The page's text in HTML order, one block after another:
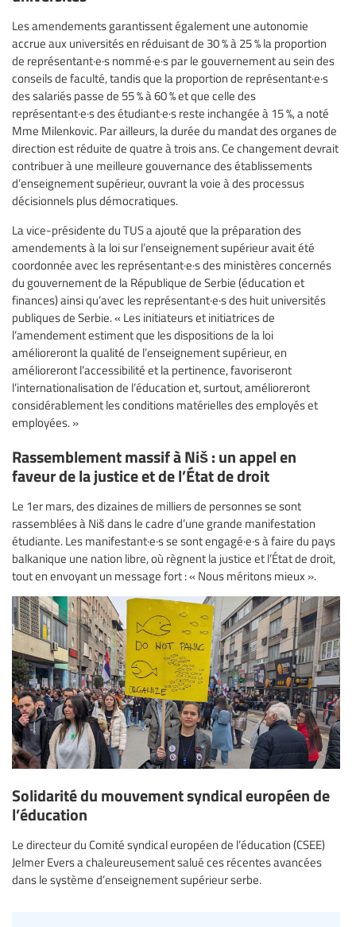
Les amendements garantissent également une autonomie
accrue aux universités en réduisant de 30 % à 25 % la proportion
de représentant·e·s nommé·e·s par le gouvernement au sein des
conseils de faculté, tandis que la proportion de représentant·e·s
des salariés passe de 55 % à 60 % et que celle des
représentant·e·s des étudiant·e·s reste inchangée à 15 %, a noté
Mme Milenkovic. Par ailleurs, la durée du mandat des organes de
direction est réduite de quatre à trois ans. Ce changement devrait
contribuer à une meilleure gouvernance des établissements
d’enseignement supérieur, ouvrant la voie à des processus
décisionnels plus démocratiques.
La vice-présidente du TUS a ajouté que la préparation des
amendements à la loi sur l’enseignement supérieur avait été
coordonnée avec les représentant·e·s des ministères concernés
du gouvernement de la République de Serbie (éducation et
finances) ainsi qu’avec les représentant·e·s des huit universités
publiques de Serbie. « Les initiateurs et initiatrices de
l’amendement estiment que les dispositions de la loi
amélioreront la qualité de l’enseignement supérieur, en
amélioreront l’accessibilité et la pertinence, favoriseront
l’internationalisation de l’éducation et, surtout, amélioreront
considérablement les conditions matérielles des employés et
employées. »
Rassemblement massif à Niš : un appel en
faveur de la justice et de l’État de droit
Le 1er mars, des dizaines de milliers de personnes se sont
rassemblées à Niš dans le cadre d’une grande manifestation
étudiante. Les manifestant·e·s se sont engagé·e·s à faire du pays
balkanique une nation libre, où règnent la justice et l’État de droit,
tout en envoyant un message fort : « Nous méritons mieux ».
Solidarité du mouvement syndical européen de
l’éducation
Le directeur du Comité syndical européen de l’éducation (CSEE)
Jelmer Evers a chaleureusement salué ces récentes avancées
dans le système d’enseignement supérieur serbe.